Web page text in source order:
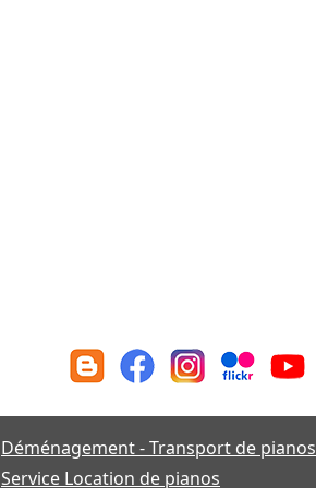
Déménagement - Transport de pianos
Service Location de pianos